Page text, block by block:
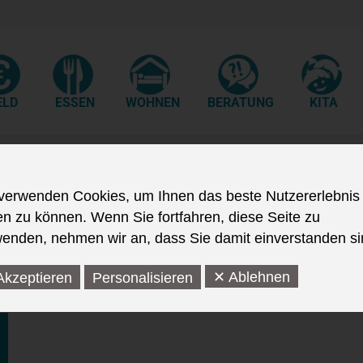
ESSEN WOHNEN BERATUNG KITA
Cookies, um Ihnen das beste Nutzererlebnis
zu können. Wenn Sie fortfahren, diese Seite zu
nehmen wir an, dass Sie damit einverstanden
Personalisieren ✕ Ablehnen